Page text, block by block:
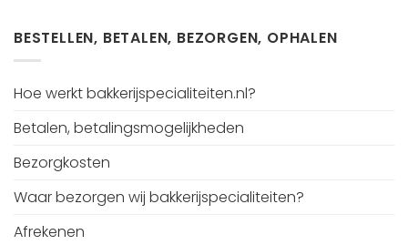
BESTELLEN, BETALEN, BEZORGEN, OPHALEN
Hoe werkt bakkerijspecialiteiten.nl?
Betalen, betalingsmogelijkheden
Bezorgkosten
Waar bezorgen wij bakkerijspecialiteiten?
Afrekenen